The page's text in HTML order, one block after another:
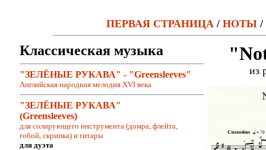
ПЕРВАЯ СТРАНИЦА/ НОТЫ/
Классическая музыка
"ЗЕЛЁНЫЕ РУКАВА" - "Greensleeves"
Английская народная мелодия XVI века
"ЗЕЛЁНЫЕ РУКАВА"
(Greensleeves)
для солирующего инструмента (домра, флейта,
гобой, скрипка) и гитары
для дуэта
из